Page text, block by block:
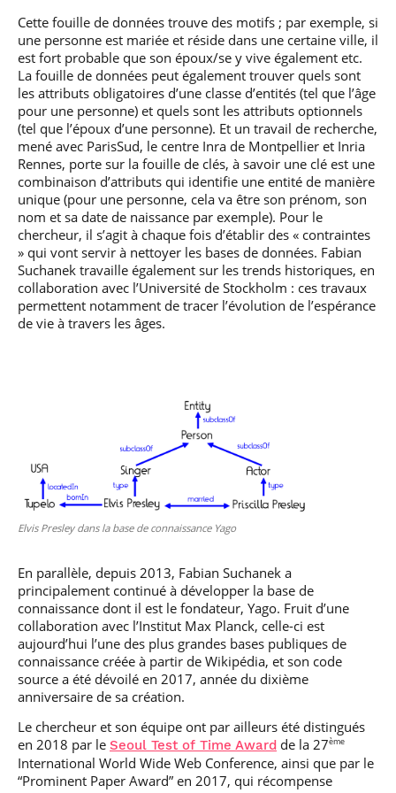
Paris
Numérique
responsable : nos
élèves impliqués
Parcours Numérique
Responsable
Enquête 1er emploi
Corps des Mines
Parcours Talents : un
Double Diplôme
donnant accès aux
Corps techniques de
l’État
alternance
(admissions closes)
Expert
cybersécurité des
réseaux et des
systèmes
d’information
Intelligence
Artificielle – Expert
Data & MLops
Intelligence
Artificielle
multimodale et
autonome
situation de
handicap, comment
faire ?
Vous êtes admis,
préparez votre
arrivée
Financement
Entreprises &
solutions Mastère
Spécialisé
Brochures &
contacts
Événements des
formations de
Mastère Spécialisé
• Journaliste
• Diplômé
• Créateur d’entreprise
Cette fouille de données trouve des motifs ; par exemple, si
une personne est mariée et réside dans une certaine ville, il
est fort probable que son époux/se y vive également etc.
La fouille de données peut également trouver quels sont
les attributs obligatoires d’une classe d’entités (tel que l’âge
pour une personne) et quels sont les attributs optionnels
(tel que l’époux d’une personne). Et un travail de recherche,
mené avec ParisSud, le centre Inra de Montpellier et Inria
Rennes, porte sur la fouille de clés, à savoir une clé est une
combinaison d’attributs qui identifie une entité de manière
unique (pour une personne, cela va être son prénom, son
nom et sa date de naissance par exemple). Pour le
chercheur, il s’agit à chaque fois d’établir des « contraintes
» qui vont servir à nettoyer les bases de données. Fabian
Suchanek travaille également sur les trends historiques, en
collaboration avec l’Université de Stockholm : ces travaux
permettent notamment de tracer l’évolution de l’espérance
de vie à travers les âges.
Elvis Presley dans la base de connaissance Yago
En parallèle, depuis 2013, Fabian Suchanek a
principalement continué à développer la base de
connaissance dont il est le fondateur, Yago. Fruit d’une
collaboration avec l’Institut Max Planck, celle-ci est
aujourd’hui l’une des plus grandes bases publiques de
connaissance créée à partir de Wikipédia, et son code
source a été dévoilé en 2017, année du dixième
anniversaire de sa création.
Le chercheur et son équipe ont par ailleurs été distingués
en 2018 par le Seoul Test of Time Award de la 27ème
International World Wide Web Conference, ainsi que par le
“Prominent Paper Award” en 2017, qui récompense